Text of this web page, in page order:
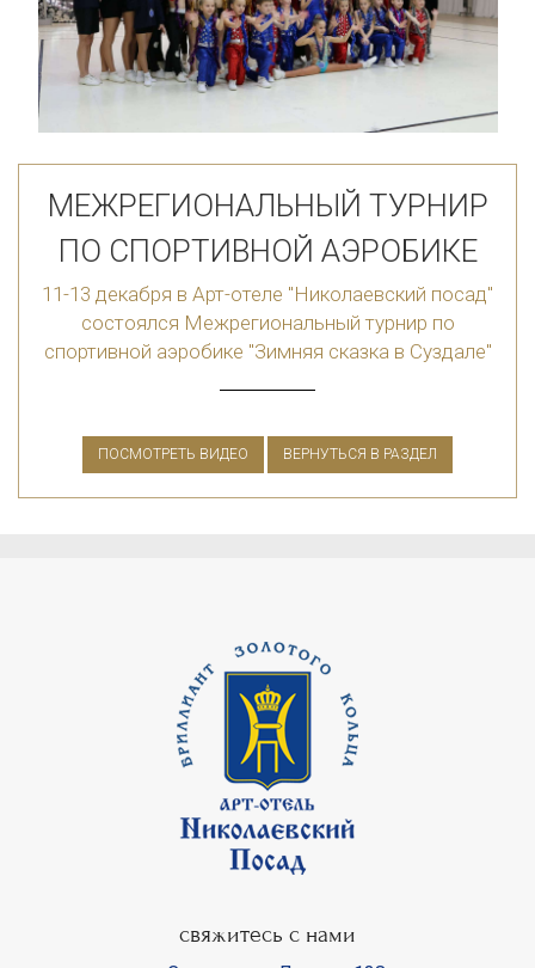
МЕЖРЕГИОНАЛЬНЫЙ ТУРНИР
ПО СПОРТИВНОЙ АЭРОБИКЕ
11-13 декабря в Арт-отеле "Николаевский посад"
состоялся Межрегиональный турнир по
спортивной аэробике "Зимняя сказка в Суздале"
ПОСМОТРЕТЬ ВИДЕО ВЕРНУТЬСЯ В РАЗДЕЛ
свяжитесь с нами